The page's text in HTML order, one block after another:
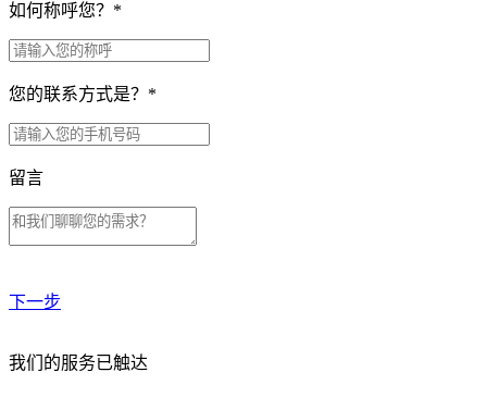
如何称呼您？ *
您的联系方式是？ *
留言
下一步
贵公司预算范围是？
我们的服务已触达